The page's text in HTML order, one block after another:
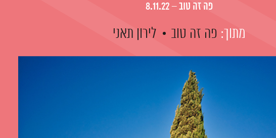
פה זה טוב – 8.11.22
מתוך: פה זה טוב לירון תאני